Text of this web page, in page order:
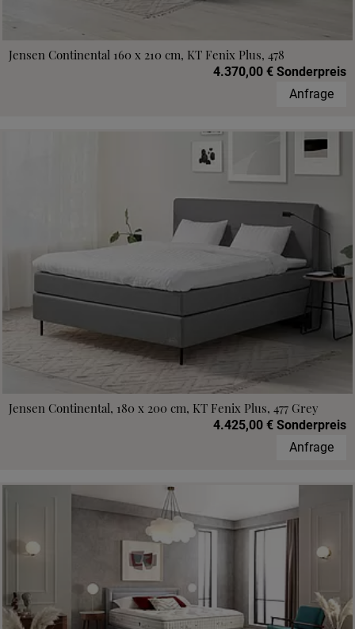
Jensen Continental 160 x 210 cm, KT Fenix Plus, 478
4.370,00 € Sonderpreis
Anfrage
Jensen Continental, 180 x 200 cm, KT Fenix Plus, 477 Grey
4.425,00 € Sonderpreis
Anfrage